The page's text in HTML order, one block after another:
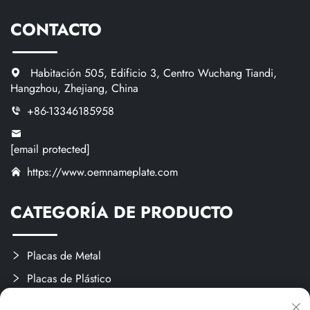
CONTACTO
Habitación 505, Edificio 3, Centro Wuchang Tiandi,
Hangzhou, Zhejiang, China
+86-13346185958
[email protected]
https://www.oemnameplate.com
CATEGORÍA DE PRODUCTO
Placas de Metal
Placas de Plástico